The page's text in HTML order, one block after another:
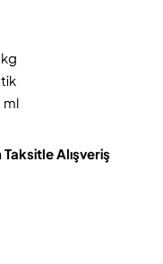
ml
Taksitle Alışveriş